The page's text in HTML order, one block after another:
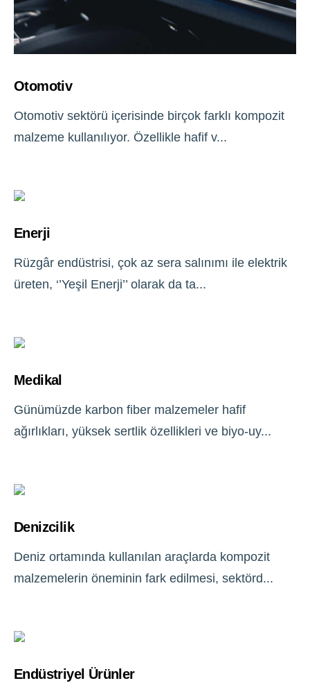
Otomotiv
Otomotiv sektörü içerisinde birçok farklı kompozit
malzeme kullanılıyor. Özellikle hafif v...
Enerji
Rüzgâr endüstrisi, çok az sera salınımı ile elektrik
üreten, ‘’Yeşil Enerji’’ olarak da ta...
Medikal
Günümüzde karbon fiber malzemeler hafif
ağırlıkları, yüksek sertlik özellikleri ve biyo-uy...
Denizcilik
Deniz ortamında kullanılan araçlarda kompozit
malzemelerin öneminin fark edilmesi, sektörd...
Endüstriyel Ürünler